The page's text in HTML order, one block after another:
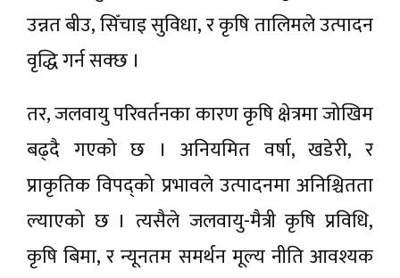
उन्नत बीउ, सिँचाइ सुविधा, र कृषि तालिमले उत्पादन
वृद्धि गर्न सक्छ ।
तर, जलवायु परिवर्तनका कारण कृषि क्षेत्रमा जोखिम
बढ्दै गएको छ । अनियमित वर्षा, खडेरी, र
प्राकृतिक विपद्को प्रभावले उत्पादनमा अनिश्चितता
ल्याएको छ । त्यसैले जलवायु-मैत्री कृषि प्रविधि,
कृषि बिमा, र न्यूनतम समर्थन मूल्य नीति आवश्यक